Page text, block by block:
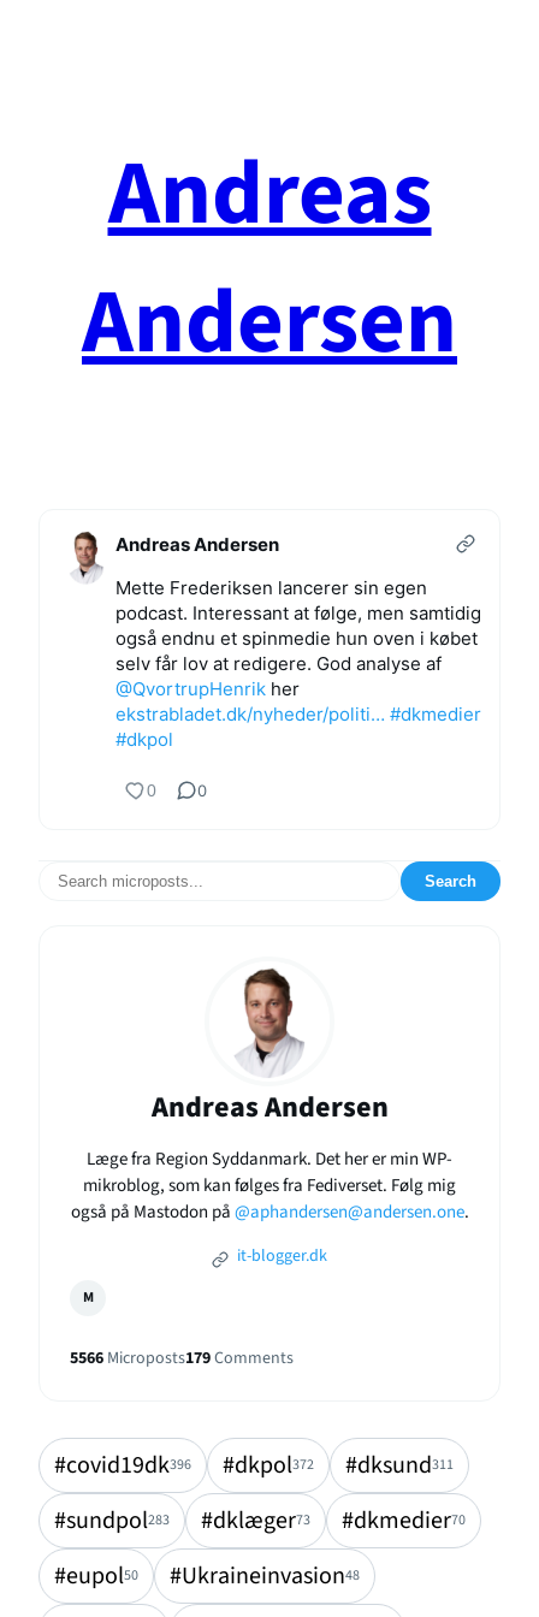
Andreas
Andersen
Andreas Andersen
Mette Frederiksen lancerer sin egen
podcast. Interessant at følge, men samtidig
også endnu et spinmedie hun oven i købet
selv får lov at redigere. God analyse af
@QvortrupHenrik her
ekstrabladet.dk/nyheder/politi… #dkmedier
#dkpol
0 0
Search
Andreas Andersen
Læge fra Region Syddanmark. Det her er min WP-
mikroblog, som kan følges fra Fediverset. Følg mig
også på Mastodon på@aphandersen@andersen.one.
it-blogger.dk
M
5566 Microposts179Comments
#covid19dk396 #dkpol372 #dksund311
#sundpol283 #dklæger73 #dkmedier70
#eupol50 #Ukraineinvasion48